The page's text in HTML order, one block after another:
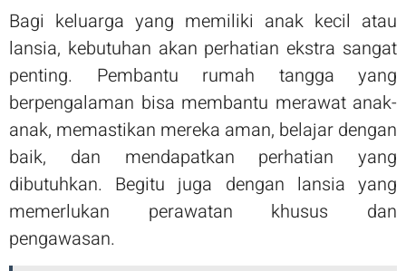
Bagi keluarga yang memiliki anak kecil atau
lansia, kebutuhan akan perhatian ekstra sangat
penting. Pembantu rumah tangga yang
berpengalaman bisa membantu merawat anak-
anak, memastikan mereka aman, belajar dengan
baik, dan mendapatkan perhatian yang
dibutuhkan. Begitu juga dengan lansia yang
memerlukan perawatan khusus dan
pengawasan.